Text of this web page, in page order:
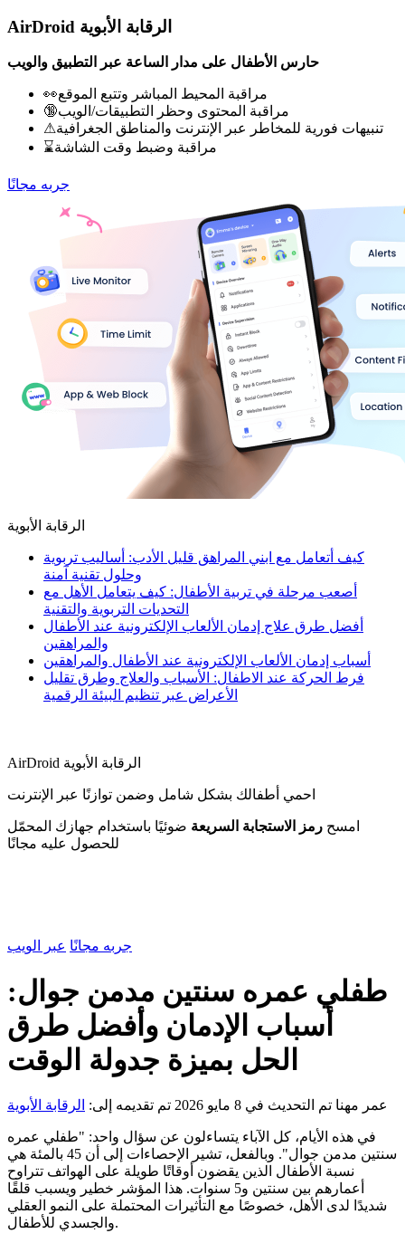
AirDroid الرقابة الأبوية
حارس الأطفال على مدار الساعة عبر التطبيق والويب
👀مراقبة المحيط المباشر وتتبع الموقع
🔞مراقبة المحتوى وحظر التطبيقات/الويب
⚠تنبيهات فورية للمخاطر عبر الإنترنت والمناطق الجغرافية
⌛مراقبة وضبط وقت الشاشة
جربه مجانًا
الرقابة الأبوية
كيف أتعامل مع ابني المراهق قليل الأدب: أساليب تربوية
وحلول تقنية آمنة
أصعب مرحلة في تربية الأطفال: كيف يتعامل الأهل مع
التحديات التربوية والتقنية
أفضل طرق علاج إدمان الألعاب الإلكترونية عند الأطفال
والمراهقين
أسباب إدمان الألعاب الإلكترونية عند الأطفال والمراهقين
فرط الحركة عند الاطفال: الأسباب والعلاج وطرق تقليل
الأعراض عبر تنظيم البيئة الرقمية
AirDroid الرقابة الأبوية
احمي أطفالك بشكل شامل وضمن توازنًا عبر الإنترنت
امسح رمز الاستجابة السريعة ضوئيًا باستخدام جهازك المحمّل
للحصول عليه مجانًا
جربه مجانًا عبر الويب
طفلي عمره سنتين مدمن جوال:
أسباب الإدمان وأفضل طرق
الحل بميزة جدولة الوقت
عمر مهنا تم التحديث في 8 مايو 2026 تم تقديمه إلى: الرقابة الأبوية
في هذه الأيام، كل الآباء يتساءلون عن سؤال واحد: "طفلي عمره
سنتين مدمن جوال". وبالفعل، تشير الإحصاءات إلى أن 45 بالمئة هي
نسبة الأطفال الذين يقضون أوقاتًا طويلة على الهواتف تتراوح
أعمارهم بين سنتين و5 سنوات. هذا المؤشر خطير ويسبب قلقًا
شديدًا لدى الأهل، خصوصًا مع التأثيرات المحتملة على النمو العقلي
والجسدي للأطفال.